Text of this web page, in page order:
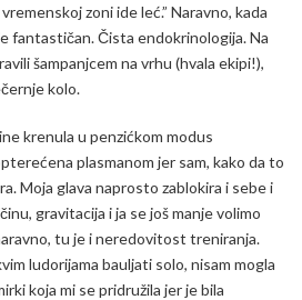
zoni ide leć.” Naravno, kada
fantastičan. Čista endokrinologija. Na
šampanjcem na vrhu (hvala ekipi!),
kolo.
krenula u penzićkom modus
plasmanom jer sam, kako da to
Moja glava naprosto zablokira i sebe i
gravitacija i ja se još manje volimo
tu je i neredovitost treniranja.
ludorijama bauljati solo, nisam mogla
koja mi se pridružila jer je bila